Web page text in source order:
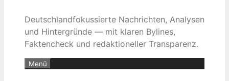
Deutschlandfokussierte Nachrichten, Analysen
und Hintergründe — mit klaren Bylines,
Faktencheck und redaktioneller Transparenz.
Menü